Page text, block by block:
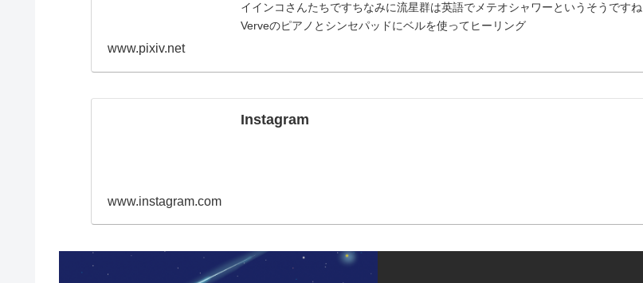
イインコさんたちですちなみに流星群は英語でメテオシャワーというそうですね
Verveのピアノとシンセパッドにベルを使ってヒーリング
www.pixiv.net
Instagram
www.instagram.com